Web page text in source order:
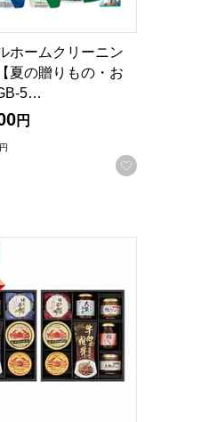
録する
ホームクリーニン
夏の贈りもの・お
5…
円
円
お気に入
中元】[WY-60V]
悦＆佃煮バラエティ詰合せ